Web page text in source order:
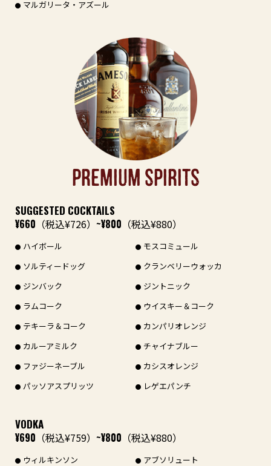
マルガリータ・アズール
PREMIUM SPIRITS
SUGGESTED COCKTAILS
¥660 （税込¥726） ~¥800 （税込¥880）
ハイボール
モスコミュール
ソルティードッグ
クランベリーウォッカ
ジンバック
ジントニック
ラムコーク
ウイスキー＆コーク
テキーラ＆コーク
カンパリオレンジ
カルーアミルク
チャイナブルー
ファジーネーブル
カシスオレンジ
パッソアスプリッツ
レゲエパンチ
VODKA
¥690 （税込¥759） ~¥800 （税込¥880）
ウィルキンソン アブソリュート